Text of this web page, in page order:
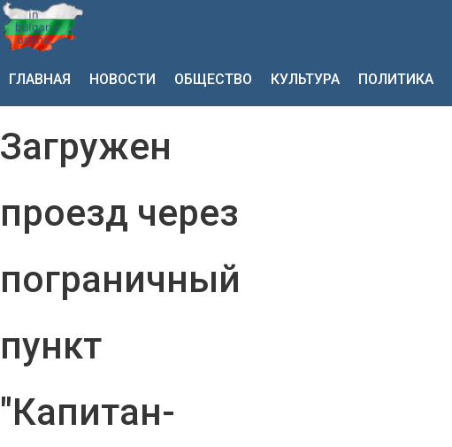
ГЛАВНАЯ НОВОСТИ ОБЩЕСТВО КУЛЬТУРА ПОЛИТИКА
Загружен
проезд через
пограничный
пункт
"Капитан-